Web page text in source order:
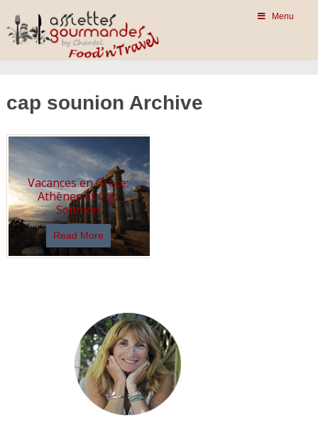
Menu
cap sounion Archive
Vacances en Grèce:
Athènes et Cap
Sounion
Read More